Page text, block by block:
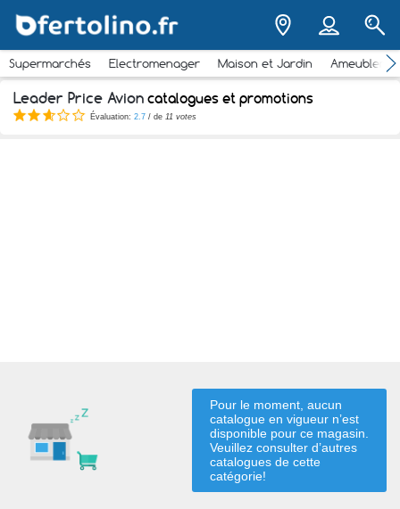
Supermarchés Electromenager Maison et Jardin
Leader Price Avion catalogues et promotions
Évaluation: 2.7 / de 11 votes
Pour le moment, aucun
catalogue en vigueur n’est
disponible pour ce magasin.
Veuillez consulter d’autres
catalogues de cette
catégorie!